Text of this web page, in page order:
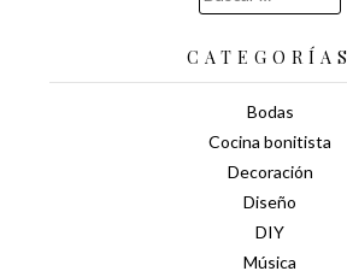
CATEGORÍAS
Bodas
Cocina bonitista
Decoración
Diseño
DIY
Música